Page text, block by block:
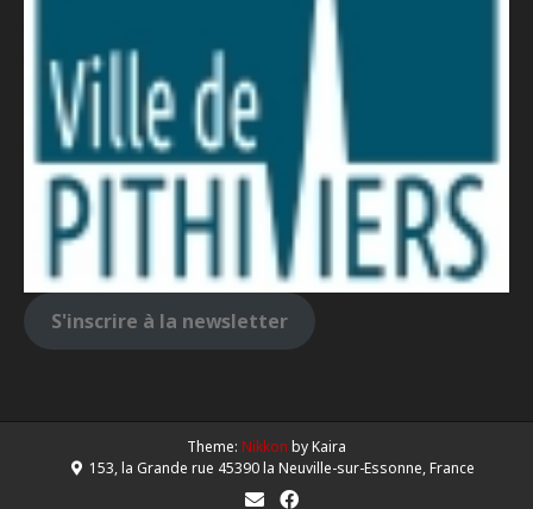
S'inscrire à la newsletter
Theme: Nikkon by Kaira
153, la Grande rue 45390 la Neuville-sur-Essonne, France